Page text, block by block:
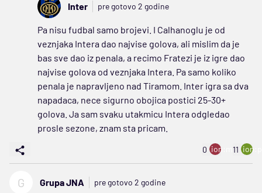
Inter pre gotovo 2 godine
Pa nisu fudbal samo brojevi. I Calhanoglu je od
veznjaka Intera dao najvise golova, ali mislim da je
bas sve dao iz penala, a recimo Fratezi je iz igre dao
najvise golova od veznjaka Intera. Pa samo koliko
penala je napravljeno nad Tiramom. Inter igra sa dva
napadaca, nece sigurno obojica postici 25-30+
golova. Ja sam svaku utakmicu Intera odgledao
prosle sezone, znam sta pricam.
0 ion:minus
11
G Grupa JNA pre gotovo 2 godine